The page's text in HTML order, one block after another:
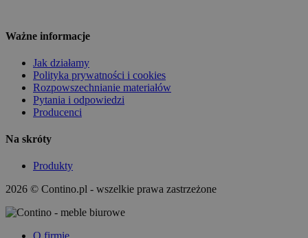
Ważne informacje
Jak działamy
Polityka prywatności i cookies
Rozpowszechnianie materiałów
Pytania i odpowiedzi
Producenci
Na skróty
Produkty
2026 © Contino.pl - wszelkie prawa zastrzeżone